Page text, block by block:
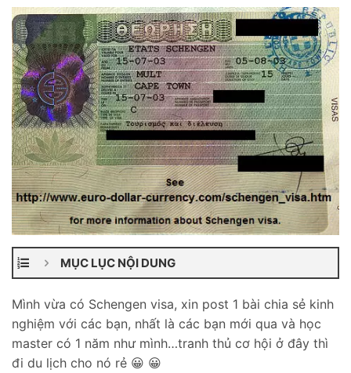
MỤC LỤC NỘI DUNG
Mình vừa có Schengen visa, xin post 1 bài chia sẻ kinh
nghiệm với các bạn, nhất là các bạn mới qua và học
master có 1 năm như mình…tranh thủ cơ hội ở đây thì
đi du lịch cho nó rẻ 😀 😀